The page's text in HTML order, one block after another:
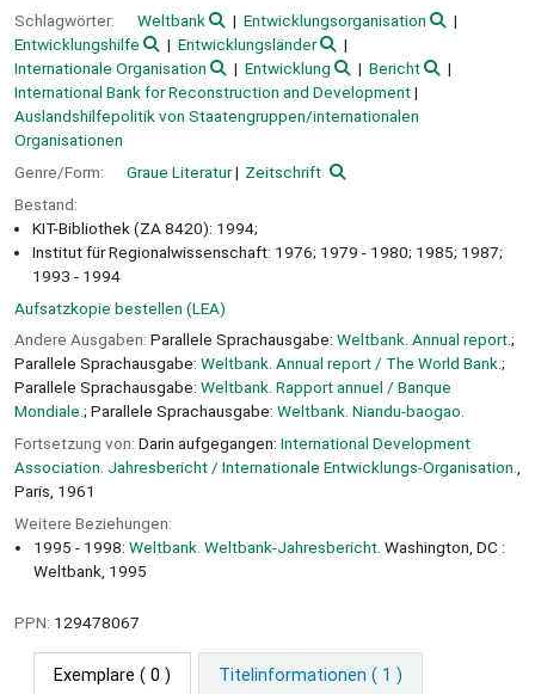
Schlagwörter:
Weltbank
Entwicklungsorganisation
Entwicklungshilfe
Entwicklungsländer
Internationale Organisation
Entwicklung
Bericht
International Bank for Reconstruction and Development
Auslandshilfepolitik von Staatengruppen/internationalen
Organisationen
Genre/Form:
Graue Literatur
Zeitschrift
Bestand:
KIT-Bibliothek (ZA 8420): 1994;
Institut für Regionalwissenschaft: 1976; 1979 - 1980; 1985; 1987;
1993 - 1994
Aufsatzkopie bestellen (LEA)
Andere Ausgaben: Parallele Sprachausgabe: Weltbank. Annual report.;
Parallele Sprachausgabe: Weltbank. Annual report / The World Bank.;
Parallele Sprachausgabe: Weltbank. Rapport annuel / Banque
Mondiale.; Parallele Sprachausgabe: Weltbank. Niandu-baogao.
Fortsetzung von: Darin aufgegangen: International Development
Association. Jahresbericht / Internationale Entwicklungs-Organisation.
Paris, 1961
Weitere Beziehungen:
1995 - 1998: Weltbank. Weltbank-Jahresbericht. Washington, DC :
Weltbank, 1995
PPN: 129478067
Exemplare ( 0 ) Titelinformationen ( 1 )